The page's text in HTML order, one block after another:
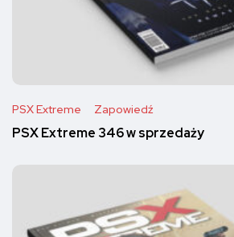
PSX Extreme Zapowiedź
PSX Extreme 346 w sprzedaży